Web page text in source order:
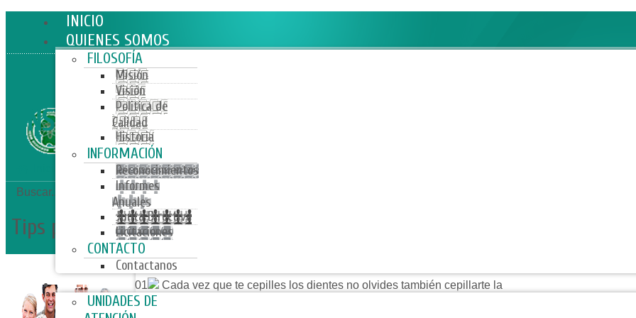
INICIO
QUIENES SOMOS
FILOSOFÍA
Misión
Visión
Politica de
Calidad
Historia
INFORMACIÓN
Reconocimientos
Informes
Anuales
Junta Directiva
Licitaciones
CONTACTO
Contactanos
SERVICIOS
UNIDADES DE
INSTITUTO SERVICIO MEDICO SECCION 38
Buscar...
Salud Bucal
Tips para una salud bucal completa!!
01
Cada vez que te cepilles los dientes no olvides también cepillarte la
lengua para evitar el mal aliento.